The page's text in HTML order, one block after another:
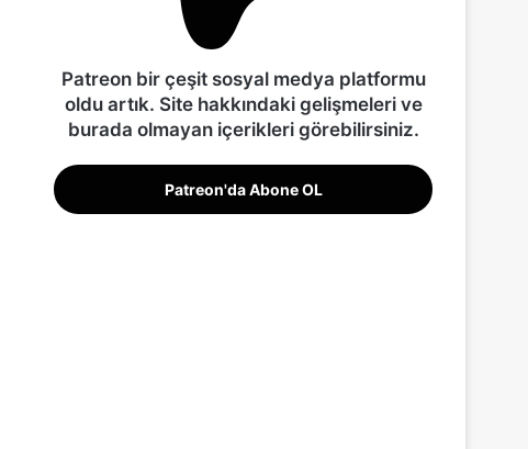
Patreon bir çeşit sosyal medya platformu
oldu artık. Site hakkındaki gelişmeleri ve
burada olmayan içerikleri görebilirsiniz.
Patreon'da Abone OL